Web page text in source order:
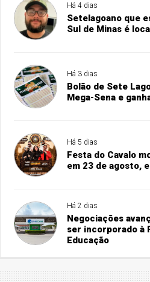
Há 4 dias
Setelagoano que
Sul de Minas é
Há 3 dias
Bolão de Sete
Mega-Sena e
Há 5 dias
Festa do Cavalo
em 23 de agosto,
Há 2 dias
Negociações
ser incorporado à
Educação